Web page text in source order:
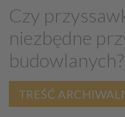
Budowlane maszyny,
BHP - artykuły, sprzęt,
Czyszczące urządzenia
Podesty ruchome
Budowlane maszyny,
Wózki widłowe
Czy
niezbędne
budowlanych?
TREŚĆ